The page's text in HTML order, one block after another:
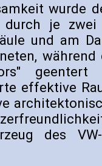
wurde
durch je
und am
effektive
des